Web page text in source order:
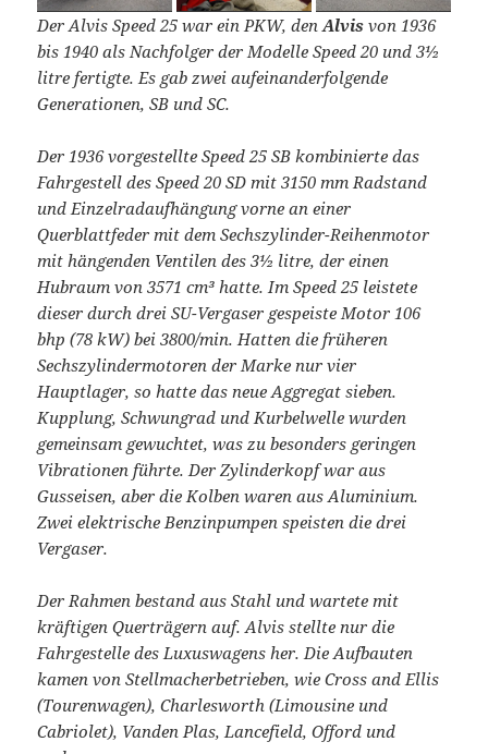
Der Alvis Speed 25 war ein PKW, denAlvis von 1936
bis 1940 als Nachfolger der Modelle Speed 20 und 3½
litre fertigte. Es gab zwei aufeinanderfolgende
Generationen, SB und SC.
Der 1936 vorgestellte Speed 25 SB kombinierte das
Fahrgestell des Speed 20 SD mit 3150 mm Radstand
und Einzelradaufhängung vorne an einer
Querblattfeder mit dem Sechszylinder-Reihenmotor
mit hängenden Ventilen des 3½ litre, der einen
Hubraum von 3571 cm³ hatte. Im Speed 25 leistete
dieser durch drei SU-Vergaser gespeiste Motor 106
bhp (78 kW) bei 3800/min. Hatten die früheren
Sechszylindermotoren der Marke nur vier
Hauptlager, so hatte das neue Aggregat sieben.
Kupplung, Schwungrad und Kurbelwelle wurden
gemeinsam gewuchtet, was zu besonders geringen
Vibrationen führte. Der Zylinderkopf war aus
Gusseisen, aber die Kolben waren aus Aluminium.
Zwei elektrische Benzinpumpen speisten die drei
Vergaser.
Der Rahmen bestand aus Stahl und wartete mit
kräftigen Querträgern auf. Alvis stellte nur die
Fahrgestelle des Luxuswagens her. Die Aufbauten
kamen von Stellmacherbetrieben, wie Cross and Ellis
(Tourenwagen), Charlesworth (Limousine und
Cabriolet), Vanden Plas, Lancefield, Offord und